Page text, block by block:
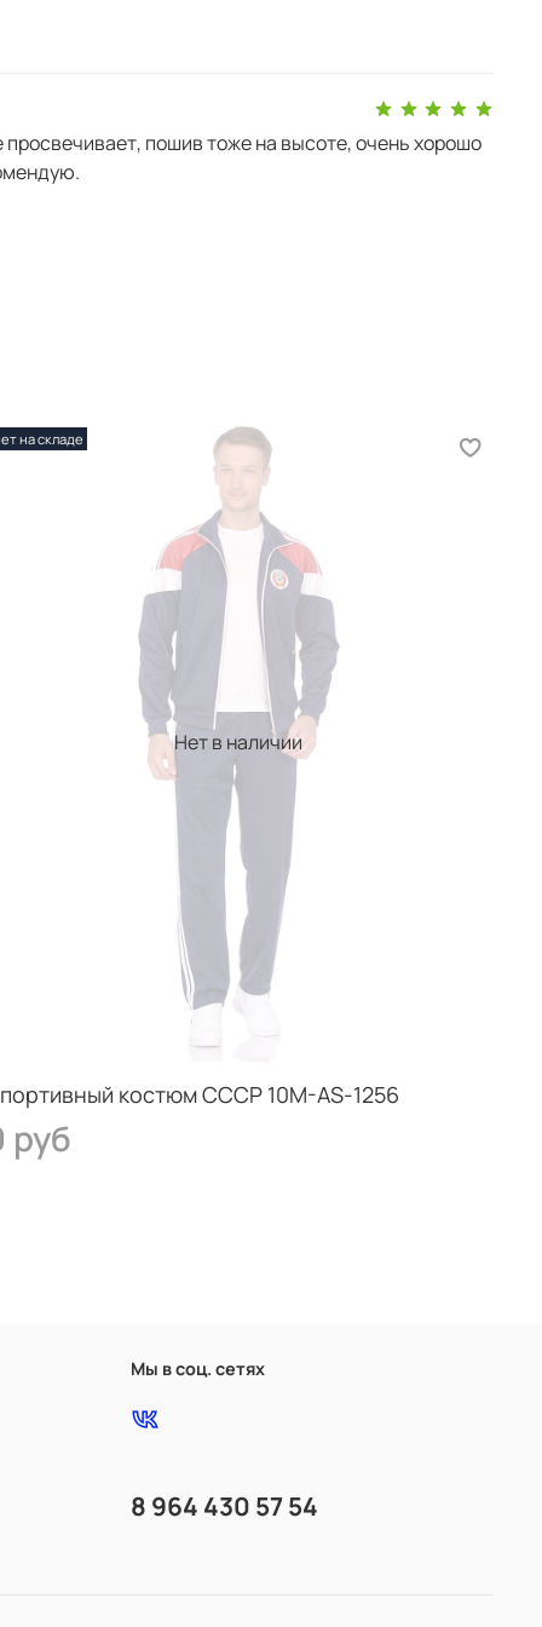
здесь
пошив тоже на высоте, очень хорошо
Нет в наличии
на складе
костюм СССР 10M-AS-1256
руб
Мы в соц. сетях
8 964 430 57 54